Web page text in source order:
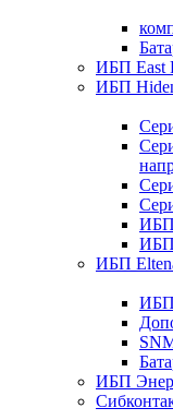
ИБП East
ИБП
ИБП
ИБП
ИБП
ИБП
ИБП